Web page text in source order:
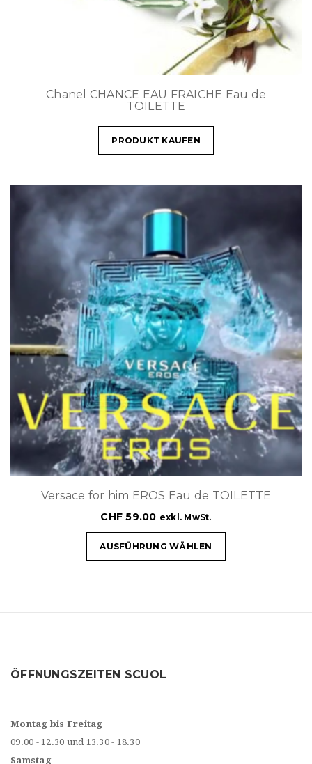
Chanel CHANCE EAU FRAICHE Eau de
TOILETTE
PRODUKT KAUFEN
Versace for him EROS Eau de TOILETTE
CHF 59.00 exkl. MwSt.
AUSFÜHRUNG WÄHLEN
ÖFFNUNGSZEITEN SCUOL
Montag bis Freitag
09.00 - 12.30 und 13.30 - 18.30
Samstag